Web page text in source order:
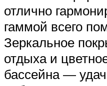
отлично
гаммой всего
Зеркальное
отдыха и
бассейна —